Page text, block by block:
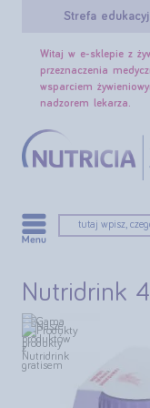
Strefa
Witaj w e-sklepie z
przeznaczenia
wsparciem
nadzorem lekarza.
Nutridrink